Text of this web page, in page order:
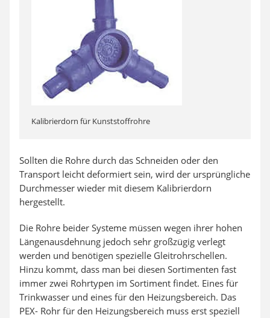
Kalibrierdorn für Kunststoffrohre
Sollten die Rohre durch das Schneiden oder den
Transport leicht deformiert sein, wird der ursprüngliche
Durchmesser wieder mit diesem Kalibrierdorn
hergestellt.
Die Rohre beider Systeme müssen wegen ihrer hohen
Längenausdehnung jedoch sehr großzügig verlegt
werden und benötigen spezielle Gleitrohrschellen.
Hinzu kommt, dass man bei diesen Sortimenten fast
immer zwei Rohrtypen im Sortiment findet. Eines für
Trinkwasser und eines für den Heizungsbereich. Das
PEX- Rohr für den Heizungsbereich muss erst speziell